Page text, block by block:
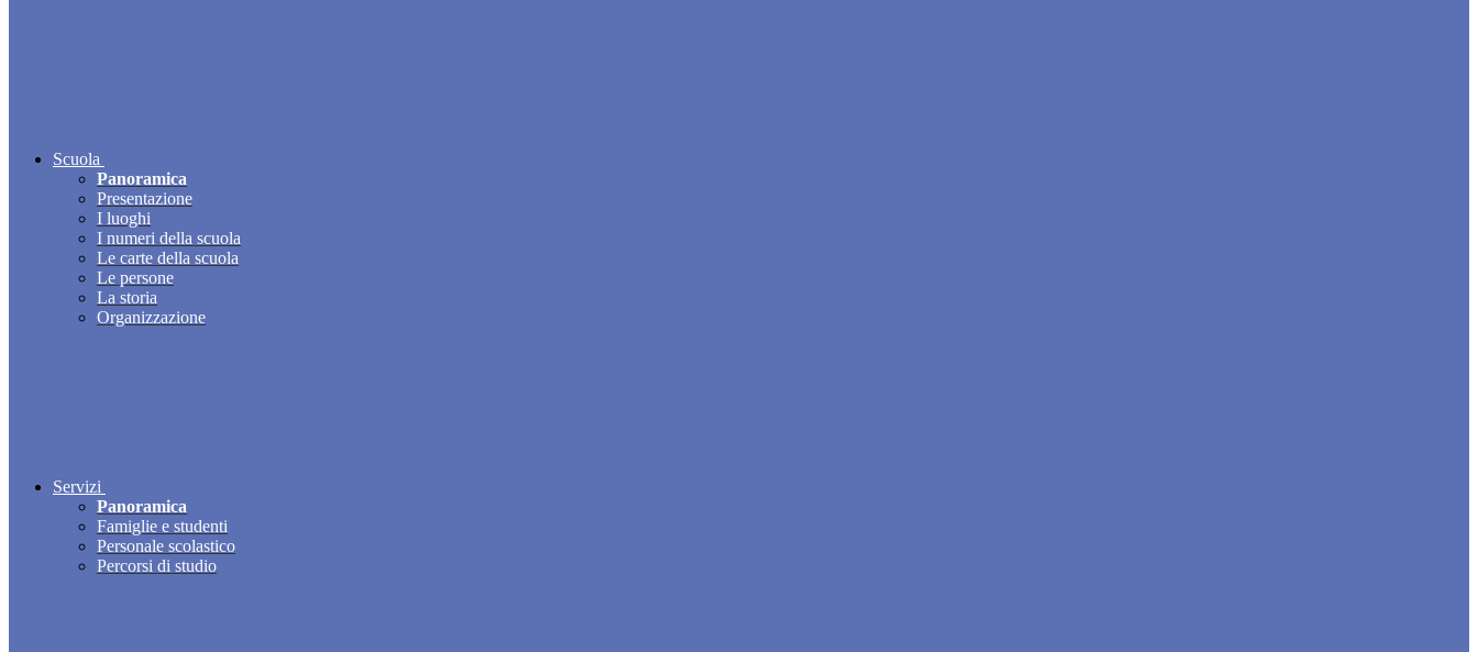
Scuola
Panoramica
Presentazione
I luoghi
I numeri della scuola
Le carte della scuola
Le persone
La storia
Organizzazione
Servizi
Panoramica
Famiglie e studenti
Personale scolastico
Percorsi di studio